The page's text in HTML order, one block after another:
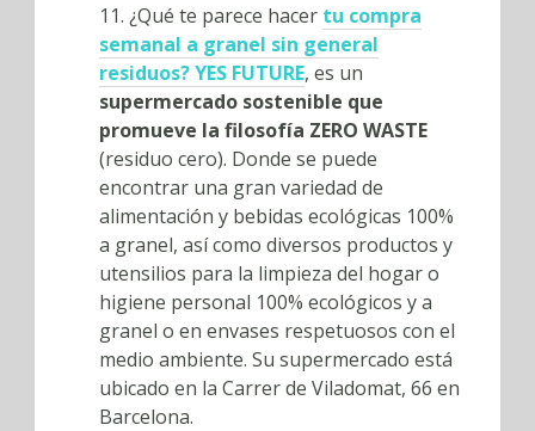
11. ¿Qué te parece hacer tu compra
semanal a granel sin general
residuos? YES FUTURE, es un
supermercado sostenible que
promueve la filosofía ZERO WASTE
(residuo cero). Donde se puede
encontrar una gran variedad de
alimentación y bebidas ecológicas 100%
a granel, así como diversos productos y
utensilios para la limpieza del hogar o
higiene personal 100% ecológicos y a
granel o en envases respetuosos con el
medio ambiente. Su supermercado está
ubicado en la Carrer de Viladomat, 66 en
Barcelona.